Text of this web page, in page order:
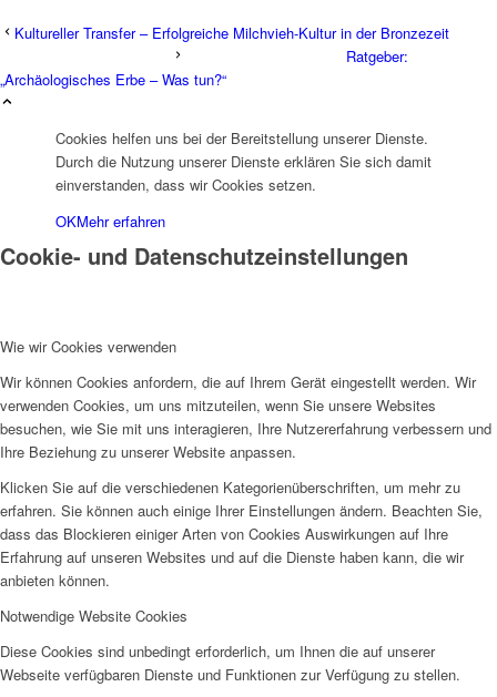
Kultureller Transfer – Erfolgreiche Milchvieh-Kultur in der Bronzezeit
Ratgeber:
„Archäologisches Erbe – Was tun?“
Cookies helfen uns bei der Bereitstellung unserer Dienste.
Durch die Nutzung unserer Dienste erklären Sie sich damit
einverstanden, dass wir Cookies setzen.
OKMehr erfahren
Cookie- und Datenschutzeinstellungen
Wie wir Cookies verwenden
Wir können Cookies anfordern, die auf Ihrem Gerät eingestellt werden. Wir
verwenden Cookies, um uns mitzuteilen, wenn Sie unsere Websites
besuchen, wie Sie mit uns interagieren, Ihre Nutzererfahrung verbessern und
Ihre Beziehung zu unserer Website anpassen.
Klicken Sie auf die verschiedenen Kategorienüberschriften, um mehr zu
erfahren. Sie können auch einige Ihrer Einstellungen ändern. Beachten Sie,
dass das Blockieren einiger Arten von Cookies Auswirkungen auf Ihre
Erfahrung auf unseren Websites und auf die Dienste haben kann, die wir
anbieten können.
Notwendige Website Cookies
Diese Cookies sind unbedingt erforderlich, um Ihnen die auf unserer
Webseite verfügbaren Dienste und Funktionen zur Verfügung zu stellen.